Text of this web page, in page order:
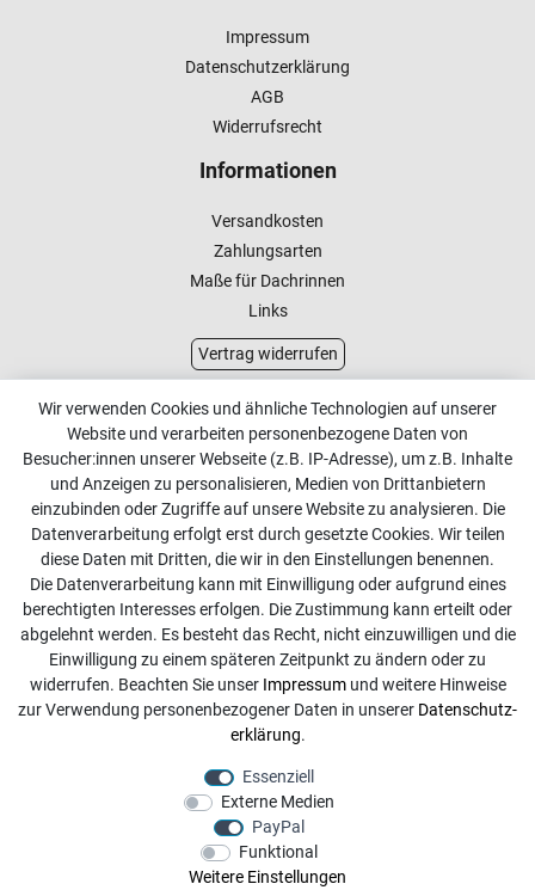
Impressum
Datenschutzerklärung
AGB
Widerrufsrecht
Informationen
Versandkosten
Zahlungsarten
Maße für Dachrinnen
Links
Vertrag widerrufen
Kundenservice
Kontakt
Online Retourenservice
Kontakt
info@dachdecker-shop.de
+49 3501 507295
Montag - Freitag, 08:00 - 16:00
Anrufe aus dem dt. Festnetz zum Ortstarif, Preise aus dem
Mobilfunknetz ggf. abweichend (abhängig vom Provider).
Wir verwenden Cookies und ähnliche Technologien auf unserer
Website und verarbeiten personenbezogene Daten von
Besucher:innen unserer Webseite (z.B. IP-Adresse), um z.B. Inhalte
und Anzeigen zu personalisieren, Medien von Drittanbietern
einzubinden oder Zugriffe auf unsere Website zu analysieren. Die
Datenverarbeitung erfolgt erst durch gesetzte Cookies. Wir teilen
diese Daten mit Dritten, die wir in den Einstellungen benennen.
Die Datenverarbeitung kann mit Einwilligung oder aufgrund eines
berechtigten Interesses erfolgen. Die Zustimmung kann erteilt oder
abgelehnt werden. Es besteht das Recht, nicht einzuwilligen und die
Einwilligung zu einem späteren Zeitpunkt zu ändern oder zu
widerrufen. Beachten Sie unser Impressumund weitere Hinweise
zur Verwendung personenbezogener Daten in unserer Daten­schutz­
erklärung.
Essenziell
Externe Medien
PayPal
Funktional
Weitere Einstellungen